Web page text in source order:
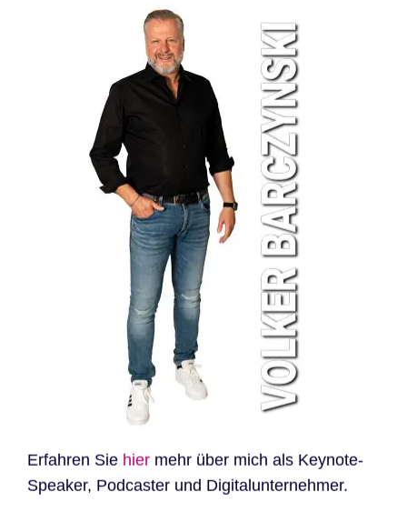
Erfahren Sie hiermehr über mich als Keynote-
Speaker, Podcaster und Digitalunternehmer.